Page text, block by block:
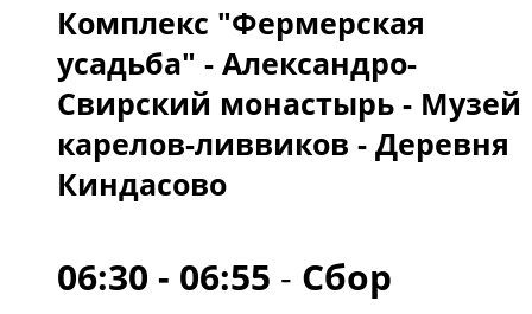
Комплекс "Фермерская
усадьба" - Александро-
Свирский монастырь - Музей
карелов-ливвиков - Деревня
Киндасово
06:30 - 06:55 - Сбор